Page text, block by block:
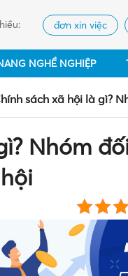
đơn xin việc
NGHỀ NGHIỆP
sách xã hội là gì?
Nhóm